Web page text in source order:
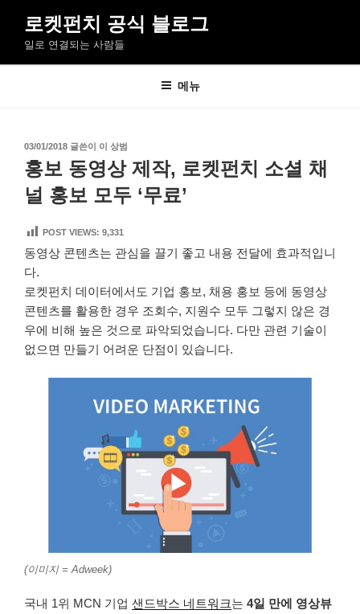
로
로켓펀치 공식 블로그
일로 연결되는 사람들
메뉴
작
성
일
자
03/01/2018 글쓴이 이 상범
홍보 동영상 제작, 로켓펀치 소셜 채
널 홍보 모두 ‘무료’
POST VIEWS: 9,331
동영상 콘텐츠는 관심을 끌기 좋고 내용 전달에 효과적입니
다.
로켓펀치 데이터에서도 기업 홍보, 채용 홍보 등에 동영상
콘텐츠를 활용한 경우 조회수, 지원수 모두 그렇지 않은 경
우에 비해 높은 것으로 파악되었습니다. 다만 관련 기술이
없으면 만들기 어려운 단점이 있습니다.
(이미지 = Adweek)
국내 1위 MCN 기업 샌드박스 네트워크는 4일 만에 영상뷰